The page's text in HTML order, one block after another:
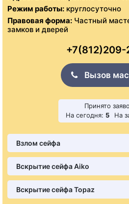
Режим работы: круглосуточно
Правовая форма: Частный
замков и дверей
+7(812)209-
Вызов
Принято
На сегодня: 5 На
Взлом сейфа
Вскрытие сейфа Aiko
Вскрытие сейфа Topaz